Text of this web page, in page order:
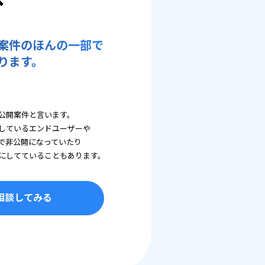
件のほんの一部で
す。
案件と言います。
ているエンドユーザーや
非公開になっていたり
てていることもあります。
談してみる